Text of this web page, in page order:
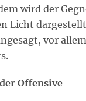
wird der
Licht
vor
Offensive